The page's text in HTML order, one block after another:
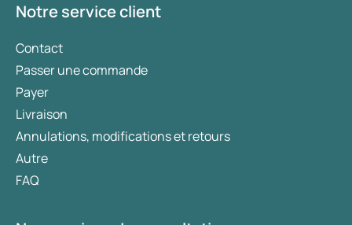
Notre service client
Contact
Passer une commande
Payer
Livraison
Annulations, modifications et retours
Autre
FAQ